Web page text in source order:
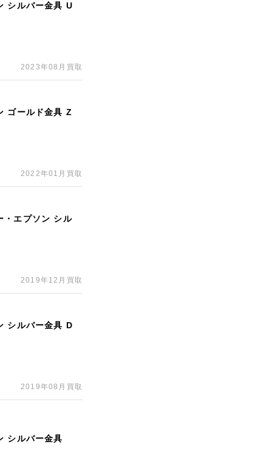
シルバー金具 U
2023年08月買取
ゴールド金具 Z
2022年01月買取
・エプソン シル
2019年12月買取
シルバー金具 D
2019年08月買取
シルバー金具